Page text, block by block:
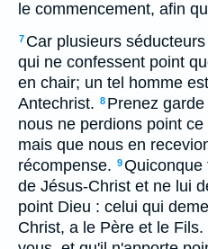
le commencement, afin
7 Car plusieurs
qui ne confessent point
en chair; un tel homme
Antechrist. 8 Prenez
nous ne perdions point
mais que nous en
récompense. 9Quiconque
de Jésus-Christ et ne lui
point Dieu : celui qui
Christ, a le Père et le Fils.